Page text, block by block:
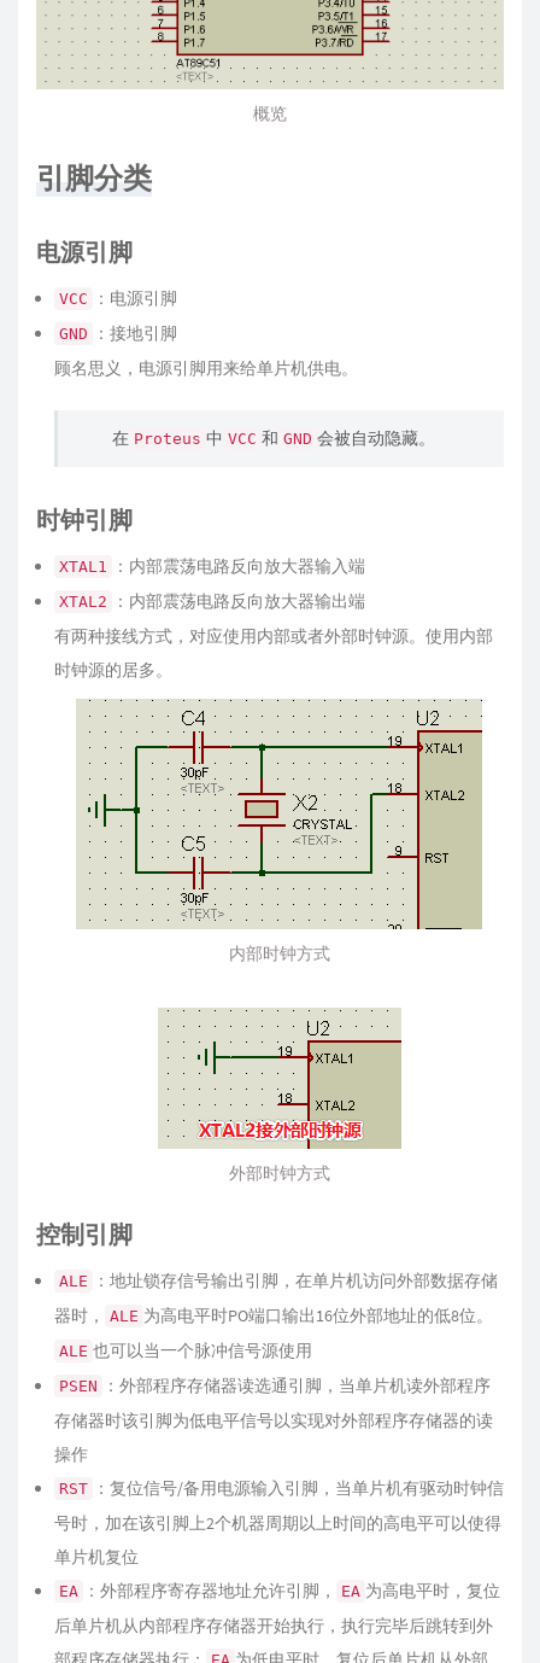
概览
引脚分类
电源引脚
VCC ：电源引脚
GND
：接地引脚
顾名思义，电源引脚用来给单片机供电。
在 Proteus 中 VCC 和 GND 会被自动隐藏。
时钟引脚
XTAL1 ：内部震荡电路反向放大器输入端
XTAL2
：内部震荡电路反向放大器输出端
有两种接线方式，对应使用内部或者外部时钟源。使用内部
时钟源的居多。
内部时钟方式
外部时钟方式
控制引脚
ALE
：地址锁存信号输出引脚，在单片机访问外部数据存储
器时，
ALE 为高电平时PO端口输出16位外部地址的低8位。
ALE 也可以当一个脉冲信号源使用
PSEN
：外部程序存储器读选通引脚，当单片机读外部程序
存储器时该引脚为低电平信号以实现对外部程序存储器的读
操作
RST
：复位信号/备用电源输入引脚，当单片机有驱动时钟信
号时，加在该引脚上2个机器周期以上时间的高电平可以使得
单片机复位
EA ：外部程序寄存器地址允许引脚， EA 为高电平时，复位
后单片机从内部程序存储器开始执行，执行完毕后跳转到外